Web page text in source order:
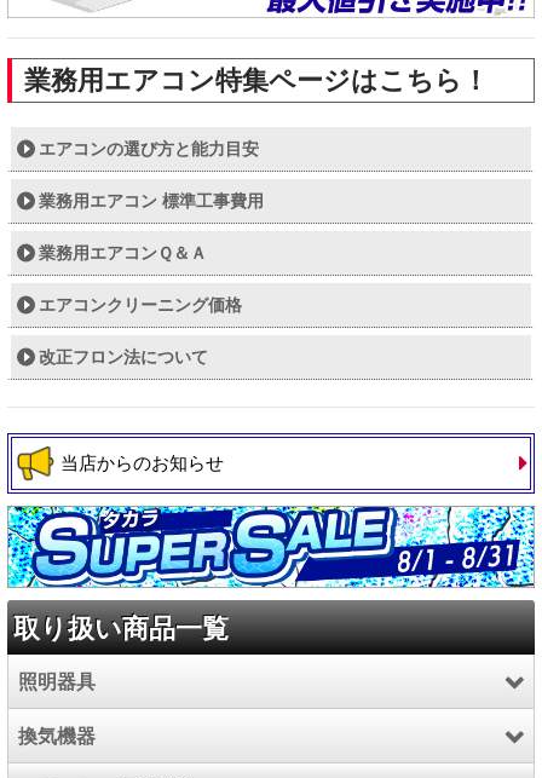
業務用エアコン特集ページはこちら！
エアコンの選び方と能力目安
業務用エアコン 標準工事費用
業務用エアコンＱ＆Ａ
エアコンクリーニング価格
改正フロン法について
当店からのお知らせ
取り扱い商品一覧
照明器具
LED照明器具
換気機器